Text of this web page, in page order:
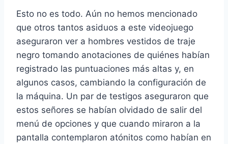
Esto no es todo. Aún no hemos mencionado
que otros tantos asiduos a este videojuego
aseguraron ver a hombres vestidos de traje
negro tomando anotaciones de quiénes habí­an
registrado las puntuaciones más altas y, en
algunos casos, cambiando la configuración de
la máquina. Un par de testigos aseguraron que
estos señores se habí­an olvidado de salir del
menú de opciones y que cuando miraron a la
pantalla contemplaron atónitos como habí­an en